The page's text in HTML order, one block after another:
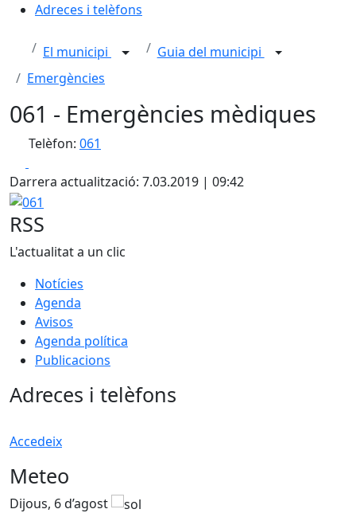
Adreces i telèfons
El municipi
Guia del municipi
Emergències
061 - Emergències mèdiques
Telèfon: 061
Darrera actualització: 7.03.2019 | 09:42
061
RSS
L'actualitat a un clic
Notícies
Agenda
Avisos
Agenda política
Publicacions
Adreces i telèfons
Accedeix
Meteo
Dijous, 6 d’agost